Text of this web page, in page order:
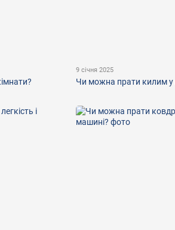
9 січня 2025
Чи можна прати килим у